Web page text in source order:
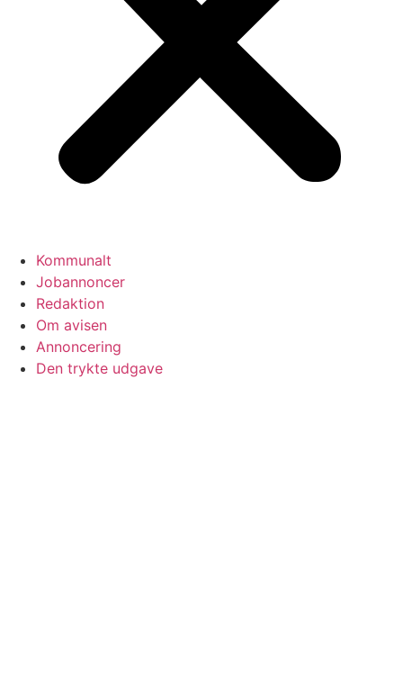
Kommunalt
Jobannoncer
Redaktion
Om avisen
Annoncering
Den trykte udgave